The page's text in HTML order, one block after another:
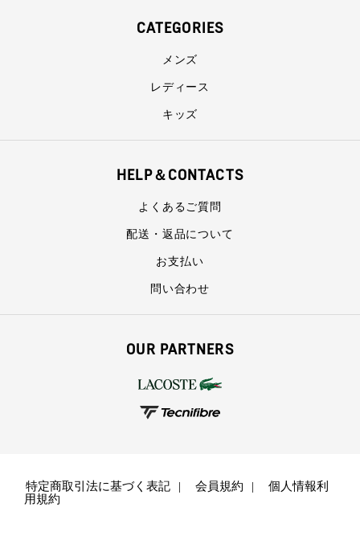
CATEGORIES
メンズ
レディース
キッズ
HELP＆CONTACTS
よくあるご質問
配送・返品について
お支払い
問い合わせ
OUR PARTNERS
特定商取引法に基づく表記 会員規約
個人情報利
用規約